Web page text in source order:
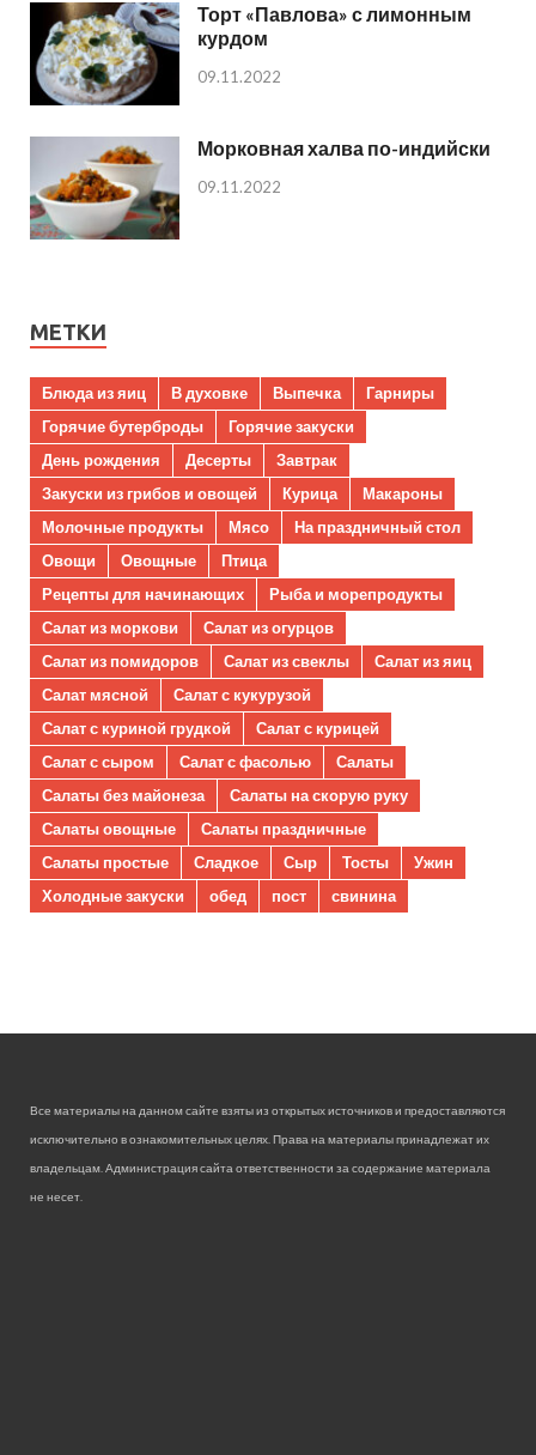
Торт «Павлова» с лимонным
курдом
09.11.2022
Морковная халва по-индийски
09.11.2022
МЕТКИ
Блюда из яиц В духовке Выпечка
Гарниры
Горячие бутерброды
Горячие закуски
День рождения
Десерты
Завтрак
Закуски из грибов и овощей
Курица
Макароны
Молочные продукты
Мясо
На праздничный стол
Овощи
Овощные
Птица
Рецепты для начинающих
Рыба и морепродукты
Салат из моркови
Салат из огурцов
Салат из помидоров
Салат из свеклы
Салат из яиц
Салат мясной
Салат с кукурузой
Салат с куриной грудкой
Салат с курицей
Салат с сыром
Салат с фасолью
Салаты
Салаты без майонеза
Салаты на скорую руку
Салаты овощные
Салаты праздничные
Салаты простые
Сладкое Сыр Тосты
Ужин
Холодные закуски
обед пост свинина
Все материалы на данном сайте взяты из открытых источников и предоставляются
исключительно в ознакомительных целях. Права на материалы принадлежат их
владельцам. Администрация сайта ответственности за содержание материала
не несет.